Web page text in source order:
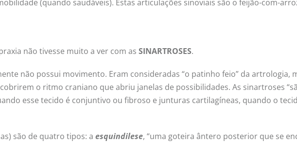
(quando saudáveis). Estas articulações sinoviais são o feijão-com-
não tivesse muito a ver com as SINARTROSES.
não possui movimento. Eram consideradas “o patinho feio” da artrologia,
o ritmo craniano que abriu janelas de possibilidades. As sinartroses
esse tecido é conjuntivo ou fibroso e junturas cartilagíneas, quando o
são de quatro tipos: a esquindilese, “uma goteira ântero posterior que se